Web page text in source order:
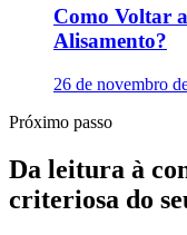
Como Voltar
Alisamento?
26 de novembro
Próximo passo
Da leitura à
criteriosa do